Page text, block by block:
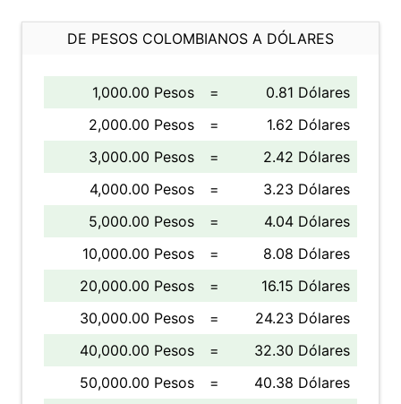
DE PESOS COLOMBIANOS A DÓLARES
1,000.00 Pesos =
0.81 Dólares
2,000.00 Pesos
=
1.62 Dólares
3,000.00 Pesos
=
2.42 Dólares
4,000.00 Pesos
=
3.23 Dólares
5,000.00 Pesos
=
4.04 Dólares
10,000.00 Pesos
=
8.08 Dólares
20,000.00 Pesos
=
16.15 Dólares
30,000.00 Pesos
=
24.23 Dólares
40,000.00 Pesos
=
32.30 Dólares
50,000.00 Pesos
= 40.38 Dólares